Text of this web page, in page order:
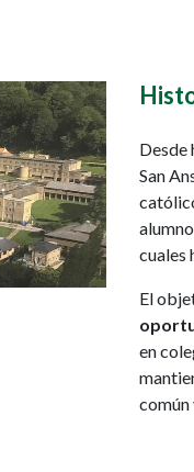
Desde
San
cuales
El
en
común